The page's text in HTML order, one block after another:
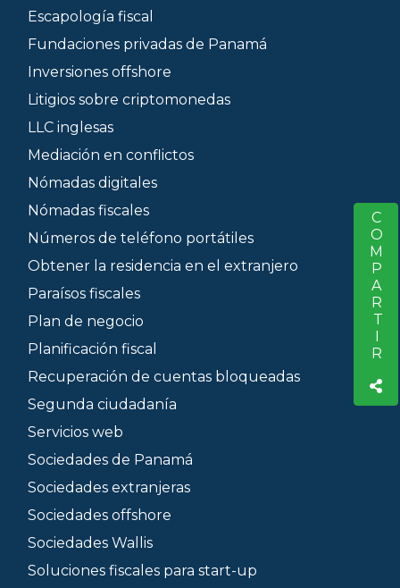
COMPARTIR
Escapología fiscal
Fundaciones privadas de Panamá
Inversiones offshore
Litigios sobre criptomonedas
LLC inglesas
Mediación en conflictos
Nómadas digitales
Nómadas fiscales
Números de teléfono portátiles
Obtener la residencia en el extranjero
Paraísos fiscales
Plan de negocio
Planificación fiscal
Recuperación de cuentas bloqueadas
Segunda ciudadanía
Servicios web
Sociedades de Panamá
Sociedades extranjeras
Sociedades offshore
Sociedades Wallis
Soluciones fiscales para start-up